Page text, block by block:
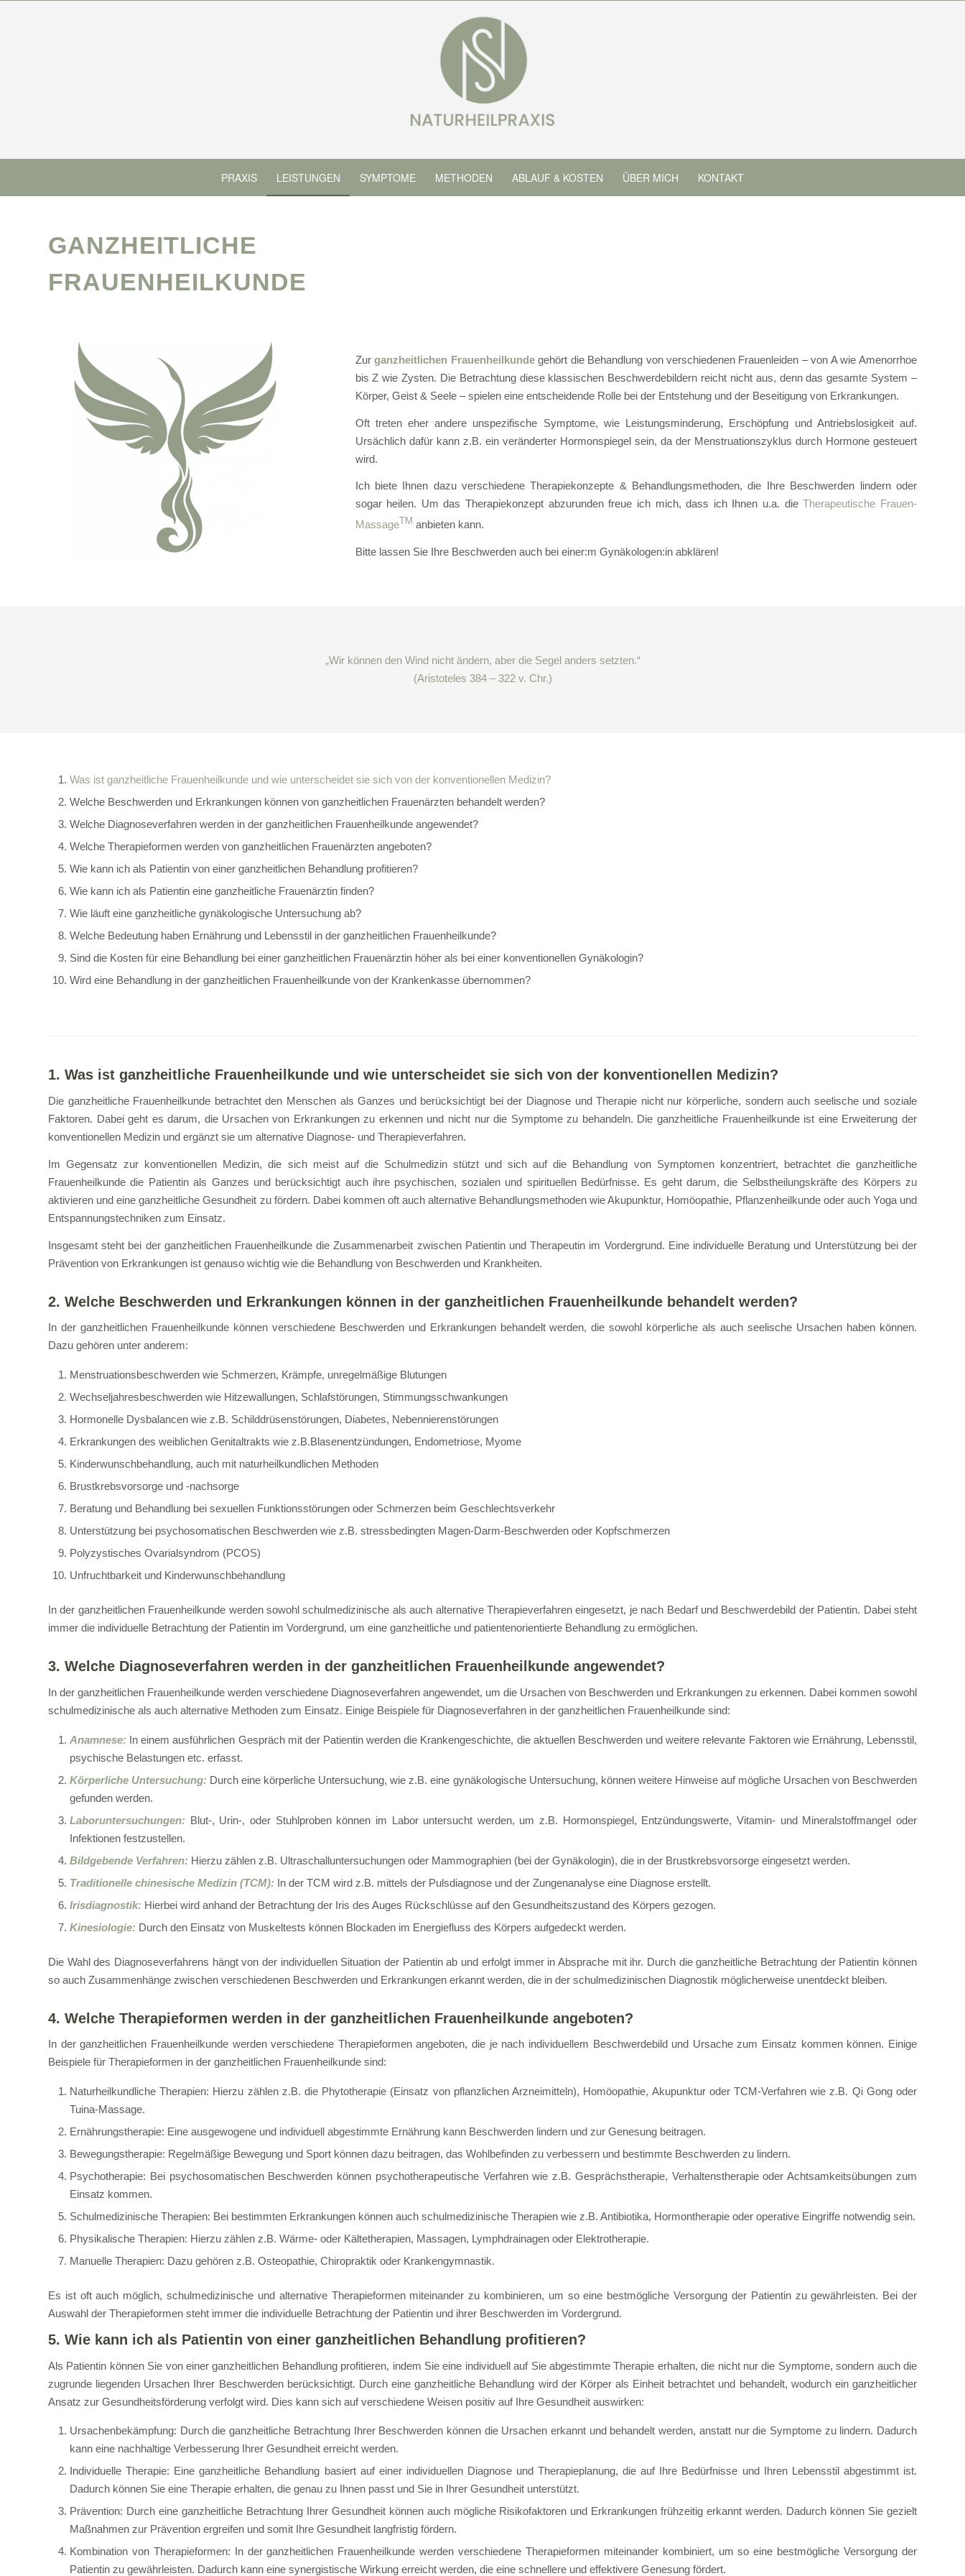
PRAXIS LEISTUNGEN SYMPTOME METHODEN ABLAUF & KOSTEN ÜBER MICH KONTAKT
GANZHEITLICHE
FRAUENHEILKUNDE
Zurganzheitlichen Frauenheilkundegehört die Behandlung von verschiedenen Frauenleiden – von A wie Amenorrhoe
bis Z wie Zysten. Die Betrachtung diese klassischen Beschwerdebildern reicht nicht aus, denn das gesamte System –
Körper, Geist & Seele – spielen eine entscheidende Rolle bei der Entstehung und der Beseitigung von Erkrankungen.
Oft treten eher andere unspezifische Symptome, wie Leistungsminderung, Erschöpfung und Antriebslosigkeit auf.
Ursächlich dafür kann z.B. ein veränderter Hormonspiegel sein, da der Menstruationszyklus durch Hormone gesteuert
wird.
Ich biete Ihnen dazu verschiedene Therapiekonzepte & Behandlungsmethoden, die Ihre Beschwerden lindern oder
sogar heilen. Um das Therapiekonzept abzurunden freue ich mich, dass ich Ihnen u.a. dieTherapeutische Frauen-
Massage TM anbieten kann.
Bitte lassen Sie Ihre Beschwerden auch bei einer:m Gynäkologen:in abklären!
„Wir können den Wind nicht ändern, aber die Segel anders setzten.“
(Aristoteles 384 – 322 v. Chr.)
Was ist ganzheitliche Frauenheilkunde und wie unterscheidet sie sich von der konventionellen Medizin?
Welche Beschwerden und Erkrankungen können von ganzheitlichen Frauenärzten behandelt werden?
Welche Diagnoseverfahren werden in der ganzheitlichen Frauenheilkunde angewendet?
Welche Therapieformen werden von ganzheitlichen Frauenärzten angeboten?
Wie kann ich als Patientin von einer ganzheitlichen Behandlung profitieren?
Wie kann ich als Patientin eine ganzheitliche Frauenärztin finden?
Wie läuft eine ganzheitliche gynäkologische Untersuchung ab?
Welche Bedeutung haben Ernährung und Lebensstil in der ganzheitlichen Frauenheilkunde?
Sind die Kosten für eine Behandlung bei einer ganzheitlichen Frauenärztin höher als bei einer konventionellen Gynäkologin?
Wird eine Behandlung in der ganzheitlichen Frauenheilkunde von der Krankenkasse übernommen?
1. Was ist ganzheitliche Frauenheilkunde und wie unterscheidet sie sich von der konventionellen Medizin?
Die ganzheitliche Frauenheilkunde betrachtet den Menschen als Ganzes und berücksichtigt bei der Diagnose und Therapie nicht nur körperliche, sondern auch seelische und soziale
Faktoren. Dabei geht es darum, die Ursachen von Erkrankungen zu erkennen und nicht nur die Symptome zu behandeln. Die ganzheitliche Frauenheilkunde ist eine Erweiterung der
konventionellen Medizin und ergänzt sie um alternative Diagnose- und Therapieverfahren.
Im Gegensatz zur konventionellen Medizin, die sich meist auf die Schulmedizin stützt und sich auf die Behandlung von Symptomen konzentriert, betrachtet die ganzheitliche
Frauenheilkunde die Patientin als Ganzes und berücksichtigt auch ihre psychischen, sozialen und spirituellen Bedürfnisse. Es geht darum, die Selbstheilungskräfte des Körpers zu
aktivieren und eine ganzheitliche Gesundheit zu fördern. Dabei kommen oft auch alternative Behandlungsmethoden wie Akupunktur, Homöopathie, Pflanzenheilkunde oder auch Yoga und
Entspannungstechniken zum Einsatz.
Insgesamt steht bei der ganzheitlichen Frauenheilkunde die Zusammenarbeit zwischen Patientin und Therapeutin im Vordergrund. Eine individuelle Beratung und Unterstützung bei der
Prävention von Erkrankungen ist genauso wichtig wie die Behandlung von Beschwerden und Krankheiten.
2. Welche Beschwerden und Erkrankungen können in der ganzheitlichen Frauenheilkunde behandelt werden?
In der ganzheitlichen Frauenheilkunde können verschiedene Beschwerden und Erkrankungen behandelt werden, die sowohl körperliche als auch seelische Ursachen haben können.
Dazu gehören unter anderem:
Menstruationsbeschwerden wie Schmerzen, Krämpfe, unregelmäßige Blutungen
Wechseljahresbeschwerden wie Hitzewallungen, Schlafstörungen, Stimmungsschwankungen
Hormonelle Dysbalancen wie z.B. Schilddrüsenstörungen, Diabetes, Nebennierenstörungen
Erkrankungen des weiblichen Genitaltrakts wie z.B.Blasenentzündungen, Endometriose, Myome
Kinderwunschbehandlung, auch mit naturheilkundlichen Methoden
Brustkrebsvorsorge und -nachsorge
Beratung und Behandlung bei sexuellen Funktionsstörungen oder Schmerzen beim Geschlechtsverkehr
Unterstützung bei psychosomatischen Beschwerden wie z.B. stressbedingten Magen-Darm-Beschwerden oder Kopfschmerzen
Polyzystisches Ovarialsyndrom (PCOS)
Unfruchtbarkeit und Kinderwunschbehandlung
In der ganzheitlichen Frauenheilkunde werden sowohl schulmedizinische als auch alternative Therapieverfahren eingesetzt, je nach Bedarf und Beschwerdebild der Patientin. Dabei steht
immer die individuelle Betrachtung der Patientin im Vordergrund, um eine ganzheitliche und patientenorientierte Behandlung zu ermöglichen.
3. Welche Diagnoseverfahren werden in der ganzheitlichen Frauenheilkunde angewendet?
In der ganzheitlichen Frauenheilkunde werden verschiedene Diagnoseverfahren angewendet, um die Ursachen von Beschwerden und Erkrankungen zu erkennen. Dabei kommen sowohl
schulmedizinische als auch alternative Methoden zum Einsatz. Einige Beispiele für Diagnoseverfahren in der ganzheitlichen Frauenheilkunde sind:
Anamnese: In einem ausführlichen Gespräch mit der Patientin werden die Krankengeschichte, die aktuellen Beschwerden und weitere relevante Faktoren wie Ernährung, Lebensstil,
psychische Belastungen etc. erfasst.
Körperliche Untersuchung: Durch eine körperliche Untersuchung, wie z.B. eine gynäkologische Untersuchung, können weitere Hinweise auf mögliche Ursachen von Beschwerden
gefunden werden.
Laboruntersuchungen: Blut-, Urin-, oder Stuhlproben können im Labor untersucht werden, um z.B. Hormonspiegel, Entzündungswerte, Vitamin- und Mineralstoffmangel oder
Infektionen festzustellen.
Bildgebende Verfahren: Hierzu zählen z.B. Ultraschalluntersuchungen oder Mammographien (bei der Gynäkologin), die in der Brustkrebsvorsorge eingesetzt werden.
Traditionelle chinesische Medizin (TCM): In der TCM wird z.B. mittels der Pulsdiagnose und der Zungenanalyse eine Diagnose erstellt.
Irisdiagnostik: Hierbei wird anhand der Betrachtung der Iris des Auges Rückschlüsse auf den Gesundheitszustand des Körpers gezogen.
Kinesiologie: Durch den Einsatz von Muskeltests können Blockaden im Energiefluss des Körpers aufgedeckt werden.
Die Wahl des Diagnoseverfahrens hängt von der individuellen Situation der Patientin ab und erfolgt immer in Absprache mit ihr. Durch die ganzheitliche Betrachtung der Patientin können
so auch Zusammenhänge zwischen verschiedenen Beschwerden und Erkrankungen erkannt werden, die in der schulmedizinischen Diagnostik möglicherweise unentdeckt bleiben.
4. Welche Therapieformen werden in der ganzheitlichen Frauenheilkunde angeboten?
In der ganzheitlichen Frauenheilkunde werden verschiedene Therapieformen angeboten, die je nach individuellem Beschwerdebild und Ursache zum Einsatz kommen können. Einige
Beispiele für Therapieformen in der ganzheitlichen Frauenheilkunde sind:
Naturheilkundliche Therapien: Hierzu zählen z.B. die Phytotherapie (Einsatz von pflanzlichen Arzneimitteln), Homöopathie, Akupunktur oder TCM-Verfahren wie z.B. Qi Gong oder
Tuina-Massage.
Ernährungstherapie: Eine ausgewogene und individuell abgestimmte Ernährung kann Beschwerden lindern und zur Genesung beitragen.
Bewegungstherapie: Regelmäßige Bewegung und Sport können dazu beitragen, das Wohlbefinden zu verbessern und bestimmte Beschwerden zu lindern.
Psychotherapie: Bei psychosomatischen Beschwerden können psychotherapeutische Verfahren wie z.B. Gesprächstherapie, Verhaltenstherapie oder Achtsamkeitsübungen zum
Einsatz kommen.
Schulmedizinische Therapien: Bei bestimmten Erkrankungen können auch schulmedizinische Therapien wie z.B. Antibiotika, Hormontherapie oder operative Eingriffe notwendig sein.
Physikalische Therapien: Hierzu zählen z.B. Wärme- oder Kältetherapien, Massagen, Lymphdrainagen oder Elektrotherapie.
Manuelle Therapien: Dazu gehören z.B. Osteopathie, Chiropraktik oder Krankengymnastik.
Es ist oft auch möglich, schulmedizinische und alternative Therapieformen miteinander zu kombinieren, um so eine bestmögliche Versorgung der Patientin zu gewährleisten. Bei der
Auswahl der Therapieformen steht immer die individuelle Betrachtung der Patientin und ihrer Beschwerden im Vordergrund.
5. Wie kann ich als Patientin von einer ganzheitlichen Behandlung profitieren?
Als Patientin können Sie von einer ganzheitlichen Behandlung profitieren, indem Sie eine individuell auf Sie abgestimmte Therapie erhalten, die nicht nur die Symptome, sondern auch die
zugrunde liegenden Ursachen Ihrer Beschwerden berücksichtigt. Durch eine ganzheitliche Behandlung wird der Körper als Einheit betrachtet und behandelt, wodurch ein ganzheitlicher
Ansatz zur Gesundheitsförderung verfolgt wird. Dies kann sich auf verschiedene Weisen positiv auf Ihre Gesundheit auswirken:
Ursachenbekämpfung: Durch die ganzheitliche Betrachtung Ihrer Beschwerden können die Ursachen erkannt und behandelt werden, anstatt nur die Symptome zu lindern. Dadurch
kann eine nachhaltige Verbesserung Ihrer Gesundheit erreicht werden.
Individuelle Therapie: Eine ganzheitliche Behandlung basiert auf einer individuellen Diagnose und Therapieplanung, die auf Ihre Bedürfnisse und Ihren Lebensstil abgestimmt ist.
Dadurch können Sie eine Therapie erhalten, die genau zu Ihnen passt und Sie in Ihrer Gesundheit unterstützt.
Prävention: Durch eine ganzheitliche Betrachtung Ihrer Gesundheit können auch mögliche Risikofaktoren und Erkrankungen frühzeitig erkannt werden. Dadurch können Sie gezielt
Maßnahmen zur Prävention ergreifen und somit Ihre Gesundheit langfristig fördern.
Kombination von Therapieformen: In der ganzheitlichen Frauenheilkunde werden verschiedene Therapieformen miteinander kombiniert, um so eine bestmögliche Versorgung der
Patientin zu gewährleisten. Dadurch kann eine synergistische Wirkung erreicht werden, die eine schnellere und effektivere Genesung fördert.